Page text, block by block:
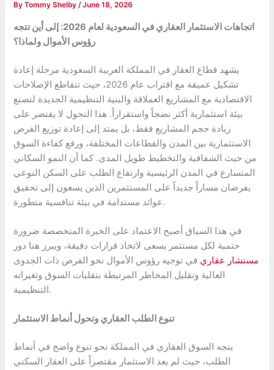
ByTommy Shelby/June 18, 2026
اتجاهات الاستثمار العقاري في السعودية لعام 2026: إلى أين تتجه
رؤوس الأموال ولماذا؟
يشهد قطاع العقار في المملكة العربية السعودية مرحلة إعادة
تشكيل عميقة مع اقتراب عام 2026، حيث تتقاطع الإصلاحات
الاقتصادية مع المشاريع العملاقة والبنية التنظيمية الجديدة لتصنع
بيئة استثمارية أكثر نضجاً واستقراراً. هذا التحول لا يقتصر على
زيادة حجم المشاريع فقط، بل يمتد إلى إعادة توزيع الفرص
الاستثمارية بين المدن والقطاعات المختلفة، ورفع كفاءة السوق
من حيث الشفافية والتخطيط طويل المدى. كما أن النمو السكاني
المتسارع في المدن الرئيسية وارتفاع الطلب على السكن النوعي
يفرضان مساراً جديداً على المستثمرين الذين يسعون إلى تحقيق
عوائد مستدامة في بيئة تنافسية متطورة.
في هذا السياق أصبح الاعتماد على الخبرة المتخصصة ضرورة
حتمية لكل مستثمر يسعى لاتخاذ قرارات دقيقة، ويبرز هنا دور
مستشار عقاري في توجيه رؤوس الأموال نحو الفرص ذات الجدوى
العالية وتقليل المخاطر المرتبطة بتقلبات السوق وتغيراته
التنظيمية.
تنوع الطلب العقاري وتحول أنماط الاستثمار
يتجه السوق العقاري في المملكة نحو تنوع واضح في أنماط
الطلب، حيث لم يعد الاستثمار مقتصراً على العقار السكني